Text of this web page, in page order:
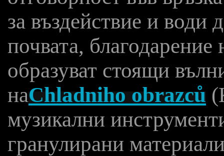
за въздействие и
почвата, благодарение
образуват стоящи
наChladniho obrazců
музикални
гранулирани